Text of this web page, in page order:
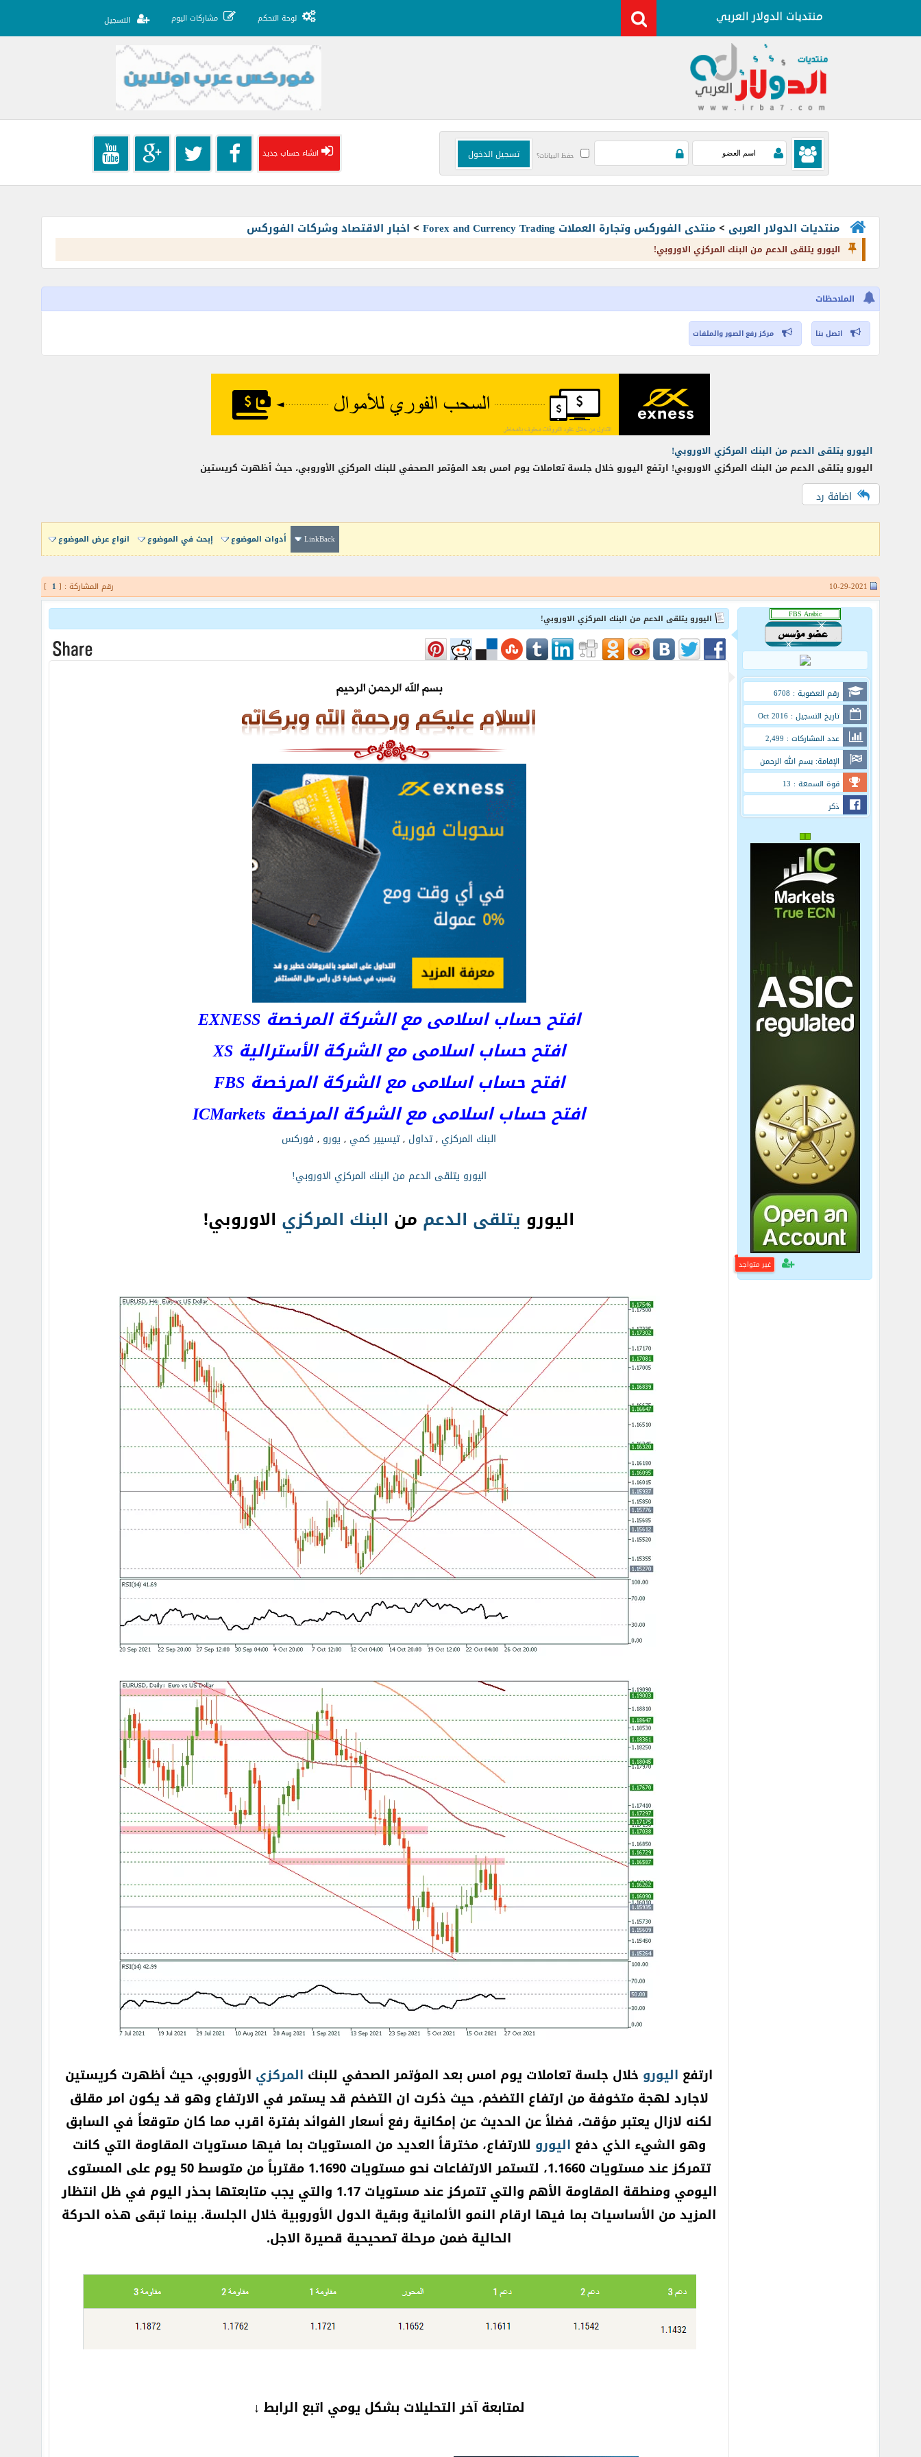
لوحة التحكم مشاركات اليوم التسجيل
حفظ البيانات؟ انشاء حساب جديد
منتديات الدولار العربى >منتدى الفوركس وتجارة العملات Forex and Currency Trading > اخبار الاقتصاد وشركات الفوركس
اليورو يتلقى الدعم من البنك المركزي الاوروبي!
الملاحظات
اتصل بنا مركز رفع الصور والملفات
اليورو يتلقى الدعم من البنك المركزي الاوروبي!
اليورو يتلقى الدعم من البنك المركزي الاوروبي! ارتفع اليورو خلال جلسة تعاملات يوم امس بعد المؤتمر الصحفي للبنك المركزي الأوروبي، حيث أظهرت كريستين
اضافة رد
LinkBack أدوات الموضوع إبحث في الموضوع انواع عرض الموضوع
رقم المشاركة : [ 1
]
رقم العضوية : 6708
تاريخ التسجيل : Oct 2016
عدد المشاركات : 2,499
الإقامة: بسم الله الرحمن
الرحيم
قوة السمعة : 13
ذكر
غير متواجد
اليورو يتلقى الدعم من البنك المركزي الاوروبي!
افتح حساب اسلامى مع الشركة المرخصة EXNESS
افتح حساب اسلامى مع الشركة الأسترالية XS
افتح حساب اسلامى مع الشركة المرخصة FBS
افتح حساب اسلامى مع الشركة المرخصة ICMarkets
البنك المركزي ,تداول ,تيسيير كمي , يورو , فوركس
اليورو يتلقى الدعم من البنك المركزي الاوروبي!
اليورو يتلقى الدعم من البنك المركزي الاوروبي!
ارتفع اليورو خلال جلسة تعاملات يوم امس بعد المؤتمر الصحفي للبنك المركزي الأوروبي، حيث أظهرت كريستين
لاجارد لهجة متخوفة من ارتفاع التضخم، حيث ذكرت ان التضخم قد يستمر في الارتفاع وهو قد يكون امر مقلق
لكنه لازال يعتبر مؤقت، فضلاً عن الحديث عن إمكانية رفع أسعار الفوائد بفترة اقرب مما كان متوقعاً في السابق
وهو الشيء الذي دفع اليورو للارتفاع، مخترقاً العديد من المستويات بما فيها مستويات المقاومة التي كانت
تتمركز عند مستويات 1.1660، لتستمر الارتفاعات نحو مستويات 1.1690 مقترباً من متوسط 50 يوم على المستوى
اليومي ومنطقة المقاومة الأهم والتي تتمركز عند مستويات 1.17 والتي يجب متابعتها بحذر اليوم في ظل انتظار
المزيد من الأساسيات بما فيها ارقام النمو الألمانية وبقية الدول الأوروبية خلال الجلسة. بينما تبقى هذه الحركة
الحالية ضمن مرحلة تصحيحية قصيرة الاجل.
لمتابعة آخر التحليلات بشكل يومي اتبع الرابط ↓